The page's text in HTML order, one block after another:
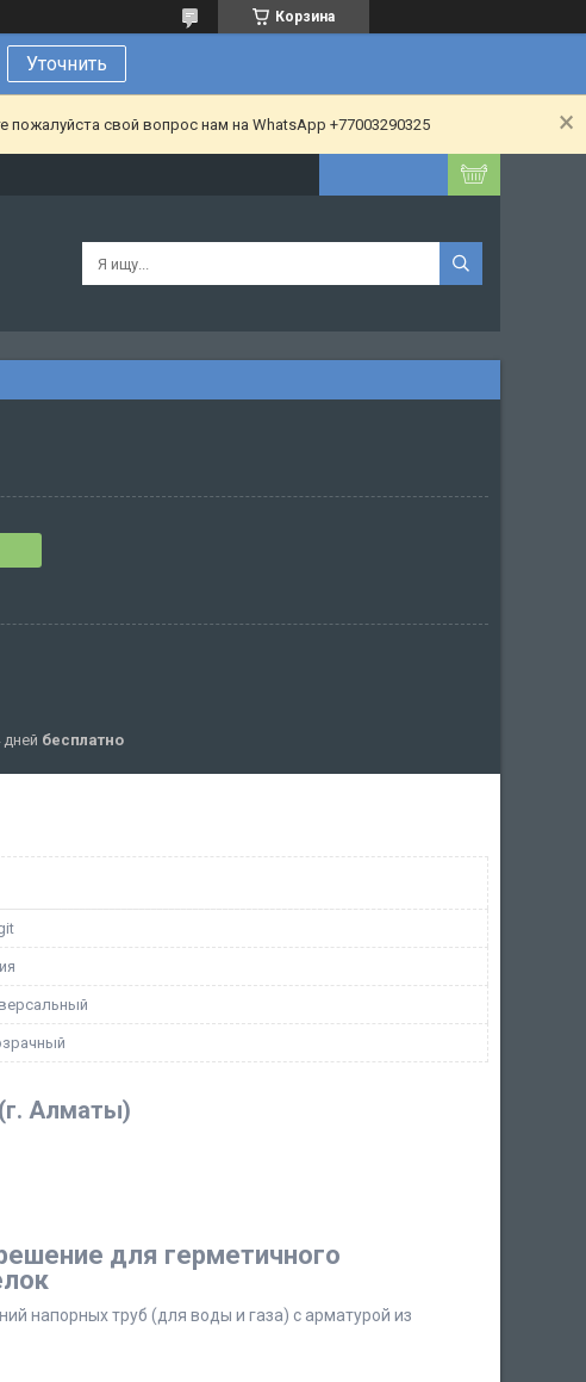
Корзина
Уточнить
свой вопрос нам на WhatsApp +77003290325
бесплатно
(г. Алматы)
для герметичного
напорных труб (для воды и газа) с арматурой из